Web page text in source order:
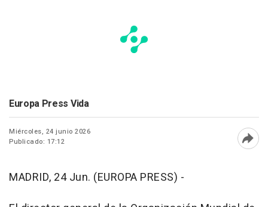
Europa Press Vida
Miércoles, 24 junio 2026
Publicado: 17:12
MADRID, 24 Jun. (EUROPA PRESS) -